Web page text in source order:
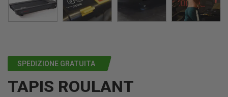
SPEDIZIONE GRATUITA
TAPIS ROULANT